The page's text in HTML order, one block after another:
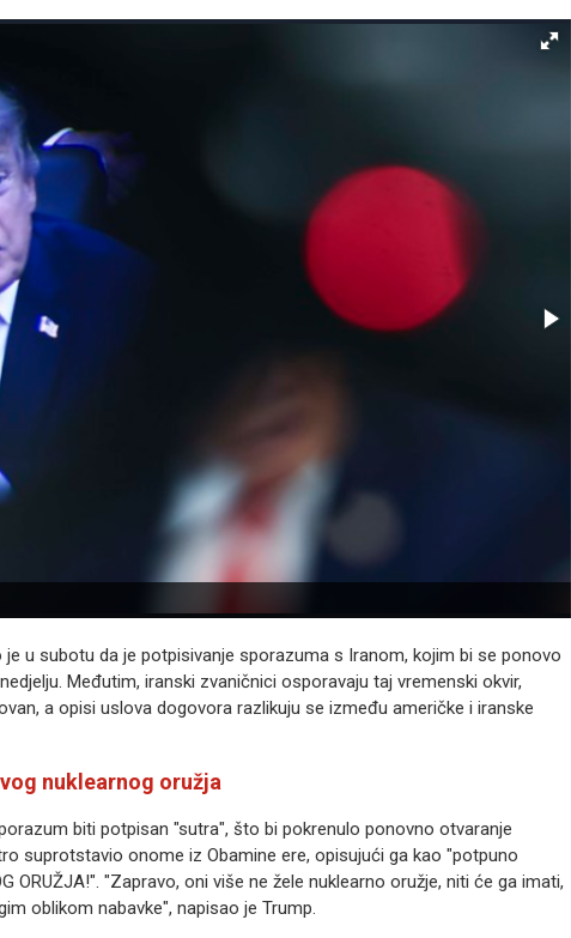
u subotu da je potpisivanje sporazuma s Iranom, kojim bi se ponovo
Međutim, iranski zvaničnici osporavaju taj vremenski okvir,
a opisi uslova dogovora razlikuju se između američke i iranske
nuklearnog oružja
biti potpisan "sutra", što bi pokrenulo ponovno otvaranje
suprotstavio onome iz Obamine ere, opisujući ga kao "potpuno
ORUŽJA!". "Zapravo, oni više ne žele nuklearno oružje, niti će ga imati,
oblikom nabavke", napisao je Trump.